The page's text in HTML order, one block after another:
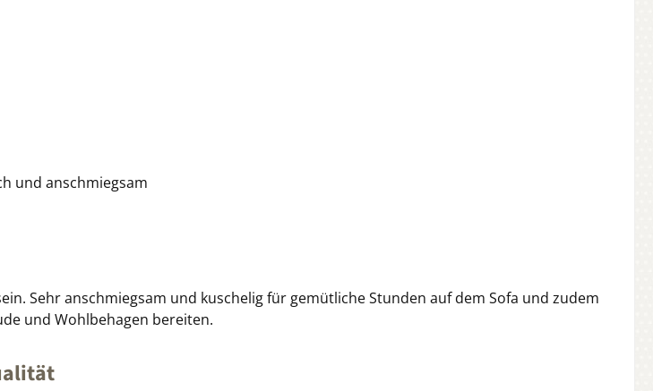
und anschmiegsam
Sehr anschmiegsam und kuschelig für gemütliche Stunden auf dem Sofa und zudem
und Wohlbehagen bereiten.